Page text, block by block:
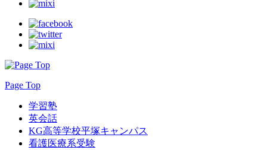
Page Top
学習塾
英会話
KG高等学校平塚キャンパス
看護医療系受験